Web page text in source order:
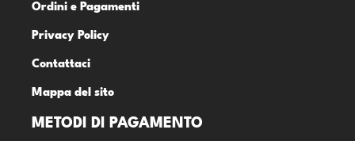
Ordini e Pagamenti
Privacy Policy
Contattaci
Mappa del sito
METODI DI PAGAMENTO